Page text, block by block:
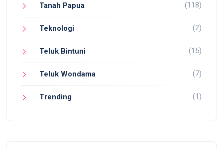
Tanah Papua (118)
Teknologi (2)
Teluk Bintuni (15)
Teluk Wondama (7)
Trending (1)